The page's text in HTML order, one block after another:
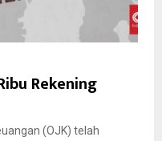
Rekening
(OJK) telah